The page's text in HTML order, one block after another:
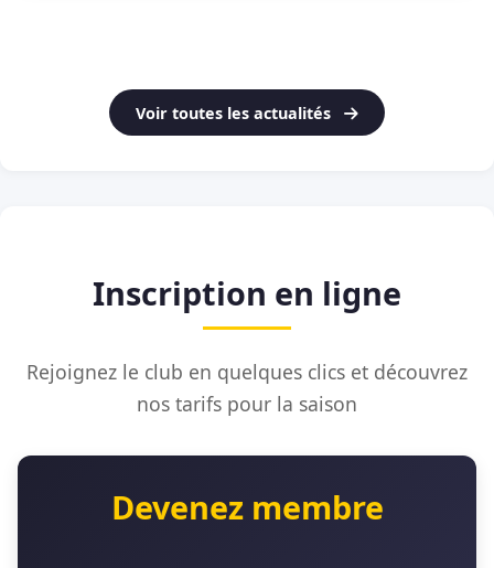
Voir toutes les actualités
Inscription en ligne
Rejoignez le club en quelques clics et découvrez
nos tarifs pour la saison
Devenez membre